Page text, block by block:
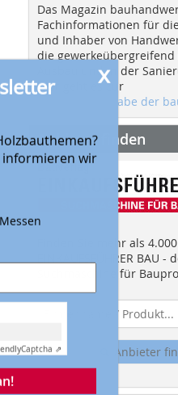
x
informieren wir
Captcha ⇗
Das Magazin
Fachinformationen für
und Inhaber von
die
Ausbau und in der
Hier geht es zur
aktuellen Ausgabe der
Anbieter finden
Finden Sie mehr als
EINKAUFSFÜHRER BAU -
Suchmaschine für
Anbieter